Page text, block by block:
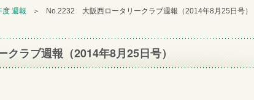
週報 ＞ No.2232 大阪西ロータリークラブ週報（2014年8月25日号）
ラブ週報（2014年8月25日号）